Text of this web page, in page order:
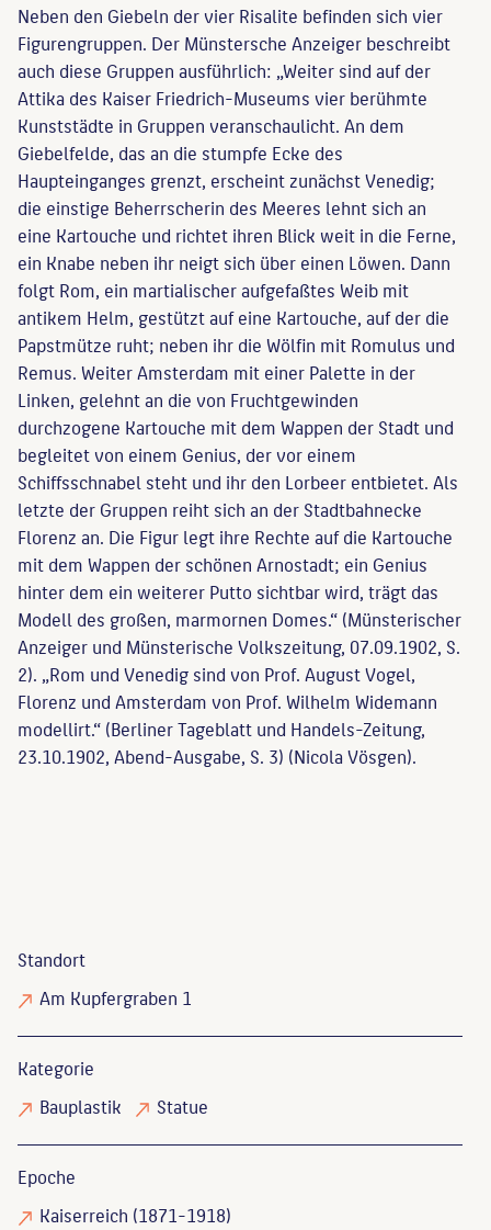
Neben den Giebeln der vier Risalite befinden sich vier
Figurengruppen. Der Münstersche Anzeiger beschreibt
auch diese Gruppen ausführlich: „Weiter sind auf der
Attika des Kaiser Friedrich-Museums vier berühmte
Kunststädte in Gruppen veranschaulicht. An dem
Giebelfelde, das an die stumpfe Ecke des
Haupteinganges grenzt, erscheint zunächst Venedig;
die einstige Beherrscherin des Meeres lehnt sich an
eine Kartouche und richtet ihren Blick weit in die Ferne,
ein Knabe neben ihr neigt sich über einen Löwen. Dann
folgt Rom, ein martialischer aufgefaßtes Weib mit
antikem Helm, gestützt auf eine Kartouche, auf der die
Papstmütze ruht; neben ihr die Wölfin mit Romulus und
Remus. Weiter Amsterdam mit einer Palette in der
Linken, gelehnt an die von Fruchtgewinden
durchzogene Kartouche mit dem Wappen der Stadt und
begleitet von einem Genius, der vor einem
Schiffsschnabel steht und ihr den Lorbeer entbietet. Als
letzte der Gruppen reiht sich an der Stadtbahnecke
Florenz an. Die Figur legt ihre Rechte auf die Kartouche
mit dem Wappen der schönen Arnostadt; ein Genius
hinter dem ein weiterer Putto sichtbar wird, trägt das
Modell des großen, marmornen Domes.“ (Münsterischer
Anzeiger und Münsterische Volkszeitung, 07.09.1902, S.
2). „Rom und Venedig sind von Prof. August Vogel,
Florenz und Amsterdam von Prof. Wilhelm Widemann
modellirt.“ (Berliner Tageblatt und Handels-Zeitung,
23.10.1902, Abend-Ausgabe, S. 3) (Nicola Vösgen).
Standort
Am Kupfergraben 1
Kategorie
Bauplastik
Statue
Epoche
Kaiserreich (1871-1918)